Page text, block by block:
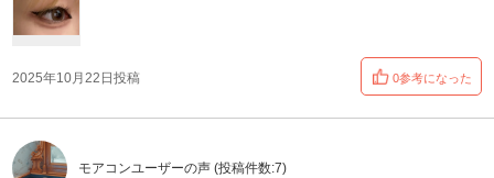
2025年10月22日投稿 0参考になった
モアコンユーザーの声 (投稿件数:7)